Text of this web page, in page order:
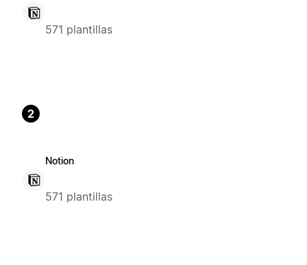
571 plantillas
2
Notion
571 plantillas